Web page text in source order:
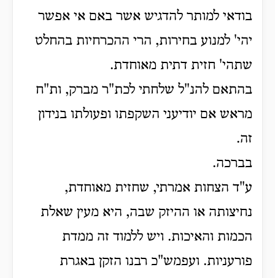
בודאי למותר להדגיש אשר באם אי אפשר
יהי' למנוע בחירות, הרי ההכרחיות בהחלט
שתהי' חזית דתית מאוחדת.
בהתאם להנ"ל שלחתי לכת"ר מברק, ות"ח
מראש אם יודיעני השקפתו ופעולתו בנידון
זה.
בברכה.
ע"ד הצחות אמרתי, שחזית מאוחדת,
נחיצותה או ההיזק שבה, היא מעין שאלת
הכמות והאיכות. ויש ללמוד זה ממדת
פורעניות. ועפמש"כ רבנו הזקן באגרת